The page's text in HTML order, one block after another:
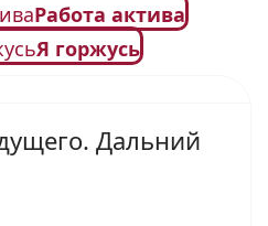
Работа актива
Я горжусь
Дальний